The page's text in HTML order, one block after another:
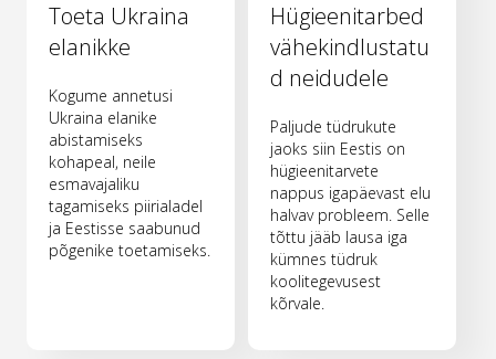
Toeta Ukraina
elanikke
Kogume annetusi
Ukraina elanike
abistamiseks
kohapeal, neile
esmavajaliku
tagamiseks piirialadel
ja Eestisse saabunud
põgenike toetamiseks.
Hügieenitarbed
vähekindlustatu
d neidudele
Paljude tüdrukute
jaoks siin Eestis on
hügieenitarvete
nappus igapäevast elu
halvav probleem. Selle
tõttu jääb lausa iga
kümnes tüdruk
koolitegevusest
kõrvale.